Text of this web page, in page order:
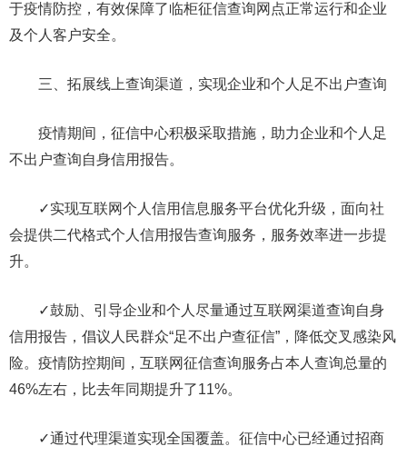
于疫情防控，有效保障了临柜征信查询网点正常运行和企业
及个人客户安全。
三、拓展线上查询渠道，实现企业和个人足不出户查询
疫情期间，征信中心积极采取措施，助力企业和个人足
不出户查询自身信用报告。
✓实现互联网个人信用信息服务平台优化升级，面向社
会提供二代格式个人信用报告查询服务，服务效率进一步提
升。
✓鼓励、引导企业和个人尽量通过互联网渠道查询自身
信用报告，倡议人民群众“足不出户查征信”，降低交叉感染风
险。疫情防控期间，互联网征信查询服务占本人查询总量的
46%左右，比去年同期提升了11%。
✓通过代理渠道实现全国覆盖。征信中心已经通过招商